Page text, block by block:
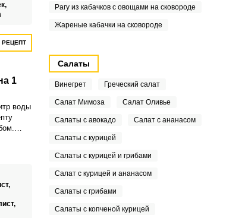
РЕЦЕПТ
1
воды
Рагу из кабачков с овощами на сковороде
Жареные кабачки на сковороде
Салаты
Винегрет Греческий салат
Салат Мимоза Салат Оливье
Салаты с авокадо Салат с ананасом
Салаты с курицей
Салаты с курицей и грибами
Салат с курицей и ананасом
Салаты с грибами
Салаты с копченой курицей